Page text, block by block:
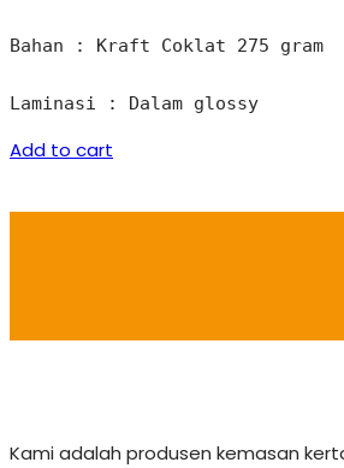
Bahan : Kraft Coklat 275 gram
Laminasi : Dalam glossy
Add to cart
Kami adalah produsen kemasan